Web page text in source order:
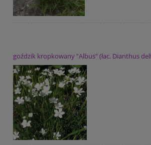
goździk kropkowany "Albus" (łac. Dianthus